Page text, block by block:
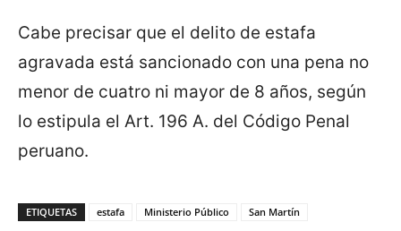
Cabe precisar que el delito de estafa
agravada está sancionado con una pena no
menor de cuatro ni mayor de 8 años, según
lo estipula el Art. 196 A. del Código Penal
peruano.
ETIQUETAS estafa Ministerio Público San Martín